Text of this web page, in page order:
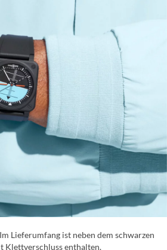
Lieferumfang ist neben dem schwarzen
Klettverschluss enthalten.